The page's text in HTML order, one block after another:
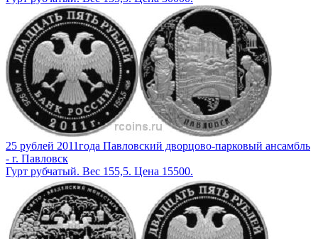
25 рублей 2011года Павловский дворцово-парковый ансамбль
- г. Павловск
Гурт рубчатый. Вес 155,5. Цена 15500.